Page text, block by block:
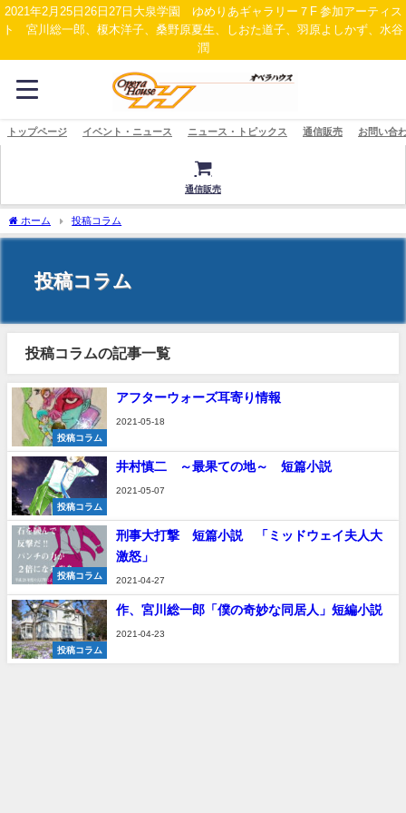
2021年2月25日26日27日大泉学園 ゆめりあギャラリー７F 参加アーティス
ト 宮川総一郎、榎木洋子、桑野原夏生、しおた道子、羽原よしかず、水谷
潤
トップページ イベント・ニュース ニュース・トピックス 通信販売 お問い合
通信販売
ホーム 投稿コラム
投稿コラム
投稿コラムの記事一覧
投稿コラム
アフターウォーズ耳寄り情報
2021-05-18
投稿コラム
井村慎二 ～最果ての地～ 短篇小説
2021-05-07
投稿コラム
刑事大打撃 短篇小説 「ミッドウェイ夫人大
激怒」
2021-04-27
投稿コラム
作、宮川総一郎「僕の奇妙な同居人」短編小説
2021-04-23